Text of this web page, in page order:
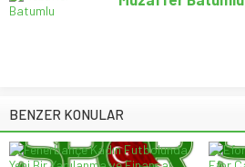
BENZER KONULAR